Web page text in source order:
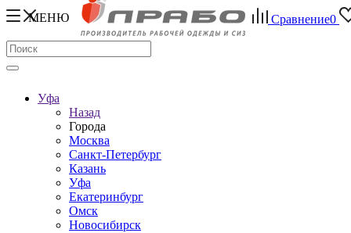
МЕНЮ Сравнение0
Уфа
Назад
Города
Москва
Санкт-Петербург
Казань
Уфа
Екатеринбург
Омск
Новосибирск